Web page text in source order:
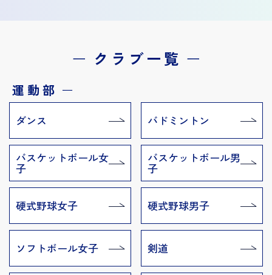
ー クラブ一覧 ー
運動部 ー
ダンス バドミントン
バスケットボール女
子
バスケットボール男
子
硬式野球女子 硬式野球男子
ソフトボール女子 剣道